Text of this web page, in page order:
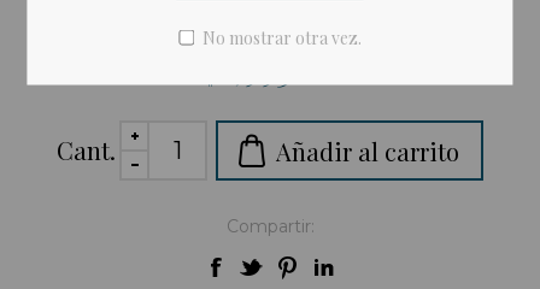
Cant. Añadir al carrito
Compartir:
No mostrar otra vez.